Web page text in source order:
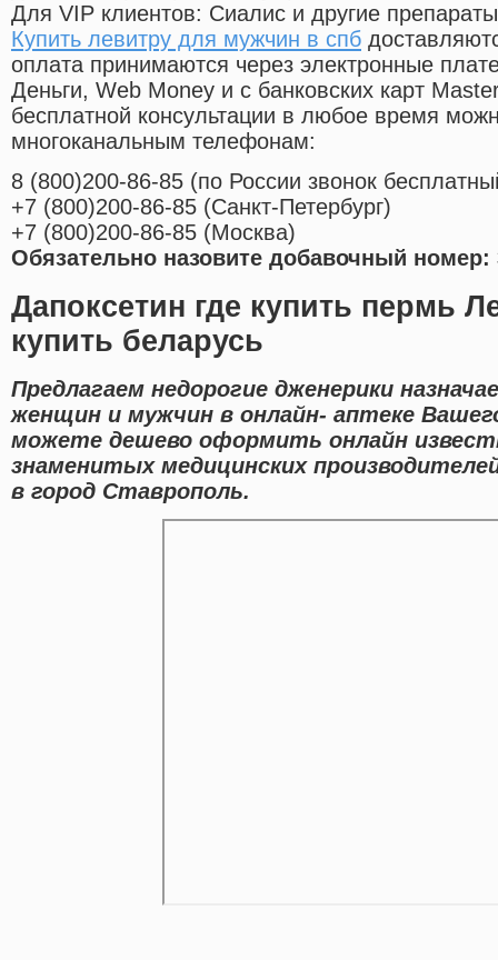
Для VIP клиентов: Сиалис и другие
Купить левитру для мужчин в спб
оплата принимаются через электронные
Деньги, Web Money и с банковских карт
бесплатной консультации в любое время
многоканальным телефонам:
8 (800)200-86-85 (по России звонок
+7 (800)200-86-85 (Санкт-Петербург)
+7 (800)200-86-85 (Москва)
Обязательно назовите добавочный номер:
Дапоксетин где купить пермь
купить беларусь
Предлагаем недорогие дженерики
женщин и мужчин в онлайн- аптеке
можете дешево оформить онлайн
знаменитых медицинских
в город Ставрополь.